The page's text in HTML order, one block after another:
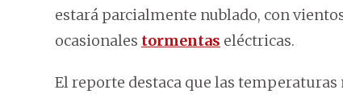
estará parcialmente nublado, con
ocasionales tormentas eléctricas.
El reporte destaca que las temperaturas